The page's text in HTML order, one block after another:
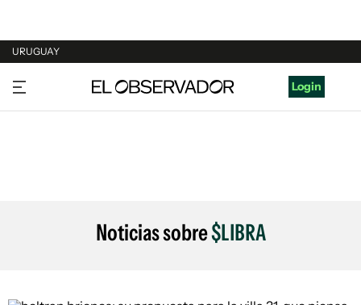
URUGUAY
URUGUAY
ARGENTINA
Login
Noticias sobre$LIBRA